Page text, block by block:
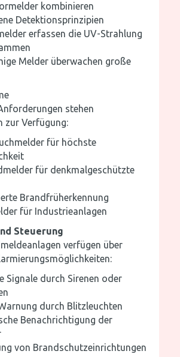
kombinieren
Detektionsprinzipien
erfassen die UV-Strahlung
Melder überwachen große
stehen
zur Verfügung:
für höchste
für denkmalgeschützte
Brandfrüherkennung
für Industrieanlagen
Steuerung
verfügen über
Signale durch Sirenen oder
durch Blitzleuchten
Benachrichtigung der
von Brandschutzeinrichtungen